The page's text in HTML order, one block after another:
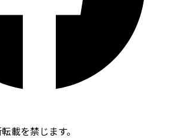
載を禁じます。